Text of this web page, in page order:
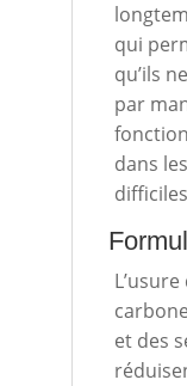
qui
qu’ils
par
dans
et des